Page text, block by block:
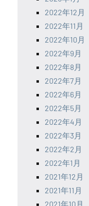
2022年12月
2022年11月
2022年10月
2022年9月
2022年8月
2022年7月
2022年6月
2022年5月
2022年4月
2022年3月
2022年2月
2022年1月
2021年12月
2021年11月
2021年10月